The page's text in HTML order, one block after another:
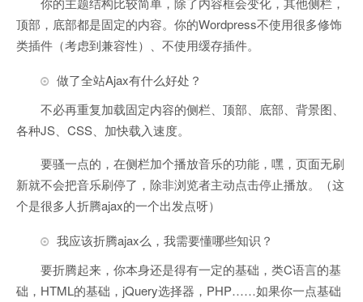
顶部，底部都是固定的内容。你的Wordpress不使用很多修饰
类插件（考虑到兼容性）、不使用缓存插件。
做了全站Ajax有什么好处？
不必再重复加载固定内容的侧栏、顶部、底部、背景图、
各种JS、CSS、加快载入速度。
要骚一点的，在侧栏加个播放音乐的功能，嘿，页面无刷
新就不会把音乐刷停了，除非浏览者主动点击停止播放。（这
个是很多人折腾ajax的一个出发点呀）
我应该折腾ajax么，我需要懂哪些知识？
要折腾起来，你本身还是得有一定的基础，类C语言的基
础，HTML的基础，jQuery选择器，PHP……如果你一点基础